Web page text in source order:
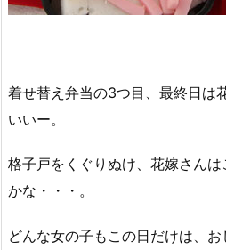
着せ替え弁当の3つ目、最終日は
いいー。
格子戸をくぐりぬけ、花嫁さん
かな・・・。
どんな女の子もこの日だけは、